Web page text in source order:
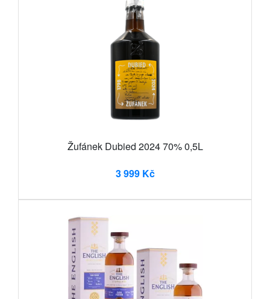
Žufánek Dubied 2024 70% 0,5L
3 999 Kč